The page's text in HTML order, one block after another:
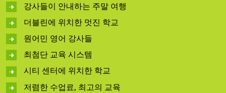
강사들이 안내하는 주말 여행
더블린에 위치한 멋진 학교
원어민 영어 강사들
최첨단 교육 시스템
시티 센터에 위치한 학교
저렴한 수업료, 최고의 교육